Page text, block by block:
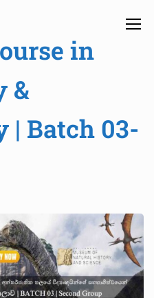
in
&
| Batch 03-